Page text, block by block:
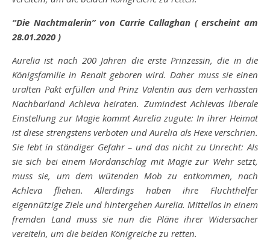
“Die Nachtmalerin” von Carrie Callaghan ( erscheint am
28.01.2020 )
Aurelia ist nach 200 Jahren die erste Prinzessin, die in die
Königsfamilie in Renalt geboren wird. Daher muss sie einen
uralten Pakt erfüllen und Prinz Valentin aus dem verhassten
Nachbarland Achleva heiraten. Zumindest Achlevas liberale
Einstellung zur Magie kommt Aurelia zugute: In ihrer Heimat
ist diese strengstens verboten und Aurelia als Hexe verschrien.
Sie lebt in ständiger Gefahr – und das nicht zu Unrecht: Als
sie sich bei einem Mordanschlag mit Magie zur Wehr setzt,
muss sie, um dem wütenden Mob zu entkommen, nach
Achleva fliehen. Allerdings haben ihre Fluchthelfer
eigennützige Ziele und hintergehen Aurelia. Mittellos in einem
fremden Land muss sie nun die Pläne ihrer Widersacher
vereiteln, um die beiden Königreiche zu retten.